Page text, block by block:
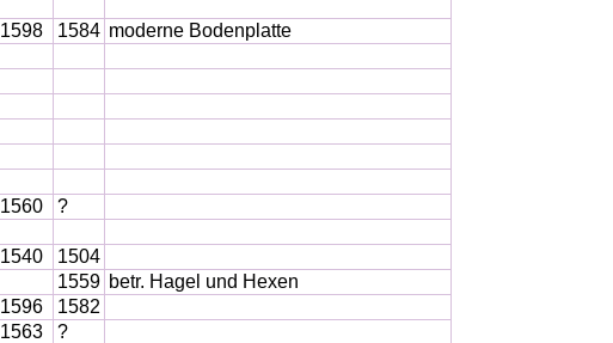
1598 1584 moderne Bodenplatte
1560
?
1540
1504
1559 betr. Hagel und Hexen
1596
1582
1563
?